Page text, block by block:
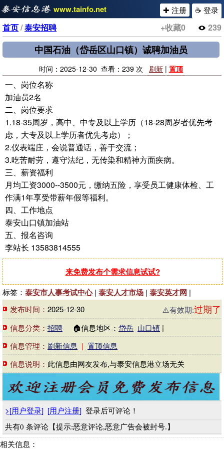
www.tainfo.net ☕ 登录
✚ 注册
+收藏0 239
首页/泰安招聘
中国石油（岱岳区山口镇）诚聘加油员
时间：2025-12-30 查看：239 次 刷新 | 置顶
一、岗位名称
加油员2名
二、岗位要求
1.18-35周岁，高中、中专及以上学历（18-28周岁者优先考
虑，大专及以上学历者优先考虑）；
2.仪表端庄，会说普通话，善于交流；
3.吃苦耐劳，遵守法纪，无传染和精神方面疾病。
三、薪资福利
月均工资3000--3500元，缴纳五险，享受员工健康体检、工
作满1年享受带薪年假等福利。
四、工作地点
泰安山口镇加油站
五、报名咨询
李站长 13583814555
来免费发布个需求信息试试?
标签： 泰安市人事考试中心| 泰安人才市场 | 泰安英才网 |
发布时间： 2025-12-30 ⚠️有效期:过期了
信息分类： 招聘 🏠信息地区： 岱岳 山口镇 |
信息管理： 刷新信息 | 置顶信息
信息说明： 此信息由网友发布,与泰安信息港立场无关
>[用户登录] [用户注册] 登录后可评论！
共有0 条评论【提示:恶意评论,恶意广告会被封号.】
相关信息：